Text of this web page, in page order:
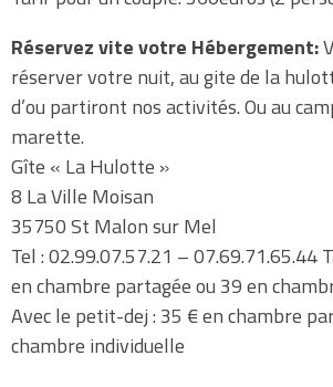
Réservez vite votre Hébergement:
réserver votre nuit, au gite de la
d’ou partiront nos activités. Ou au
marette.
Gîte « La Hulotte »
8 La Ville Moisan
35750 St Malon sur Mel
Tel : 02.99.07.57.21 – 07.69.71.65.44
en chambre partagée ou 39 en
Avec le petit-dej : 35 € en chambre
chambre individuelle